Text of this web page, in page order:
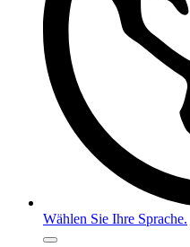
Wählen Sie Ihre Sprache.